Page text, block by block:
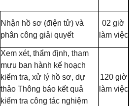
Nhận hồ sơ (điện tử) và
phân công giải quyết
02 giờ
làm việc
Xem xét, thẩm định, tham
mưu ban hành kế hoạch
kiểm tra, xử lý hồ sơ, dự
thảo Thông báo kết quả
kiểm tra công tác nghiệm
120 giờ
làm việc